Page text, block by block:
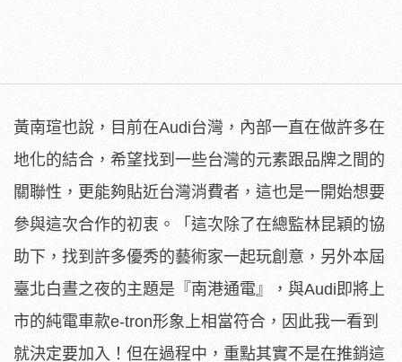
黃南瑄也說，目前在Audi台灣，內部一直在做許多在
地化的結合，希望找到一些台灣的元素跟品牌之間的
關聯性，更能夠貼近台灣消費者，這也是一開始想要
參與這次合作的初衷。「這次除了在總監林昆穎的協
助下，找到許多優秀的藝術家一起玩創意，另外本屆
臺北白晝之夜的主題是『南港通電』，與Audi即將上
市的純電車款e-tron形象上相當符合，因此我一看到
就決定要加入！但在過程中，重點其實不是在推銷這